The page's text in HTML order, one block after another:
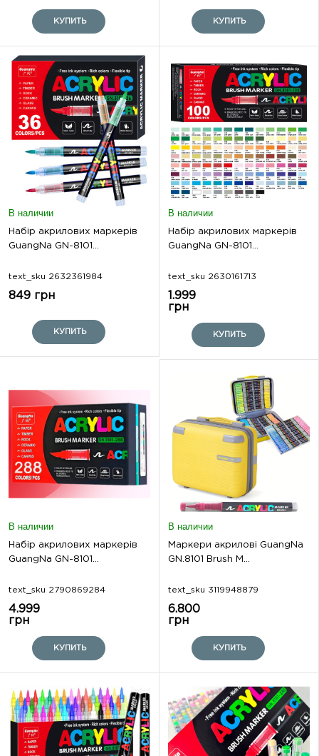
КУПИТЬ КУПИТЬ
В наличии
Набір акрилових маркерів
GuangNa GN-8101...
text_sku 2632361984
849 грн
КУПИТЬ
В наличии
Набір акрилових маркерів
GuangNa GN-8101...
text_sku 2630161713
1.999
грн
КУПИТЬ
В наличии
Набір акрилових маркерів
GuangNa GN-8101...
text_sku 2790869284
4.999
грн
КУПИТЬ
В наличии
Маркери акрилові GuangNa
GN.8101 Brush M...
text_sku 3119948879
6.800
грн
КУПИТЬ